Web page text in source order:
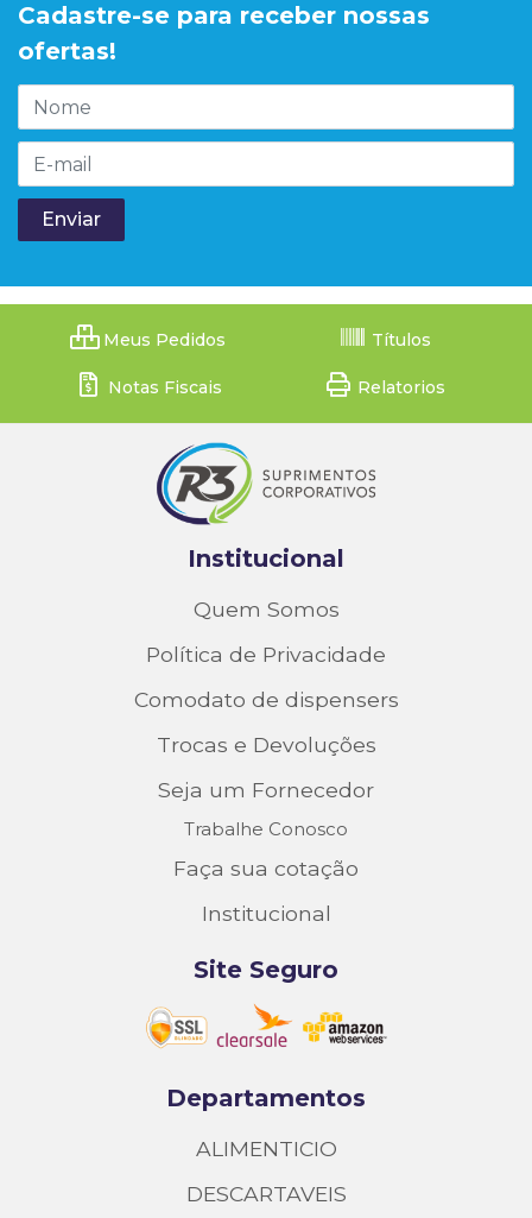
Cadastre-se para receber nossas
ofertas!
Meus Pedidos Títulos
Notas Fiscais Relatorios
Institucional
Quem Somos
Política de Privacidade
Comodato de dispensers
Trocas e Devoluções
Seja um Fornecedor
Trabalhe Conosco
Faça sua cotação
Institucional
Site Seguro
Departamentos
ALIMENTICIO
DESCARTAVEIS